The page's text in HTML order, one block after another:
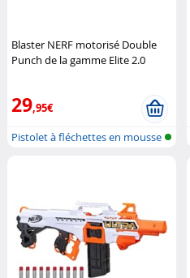
Blaster NERF motorisé Double
Punch de la gamme Elite 2.0
29,95€
Pistolet à fléchettes en mousse